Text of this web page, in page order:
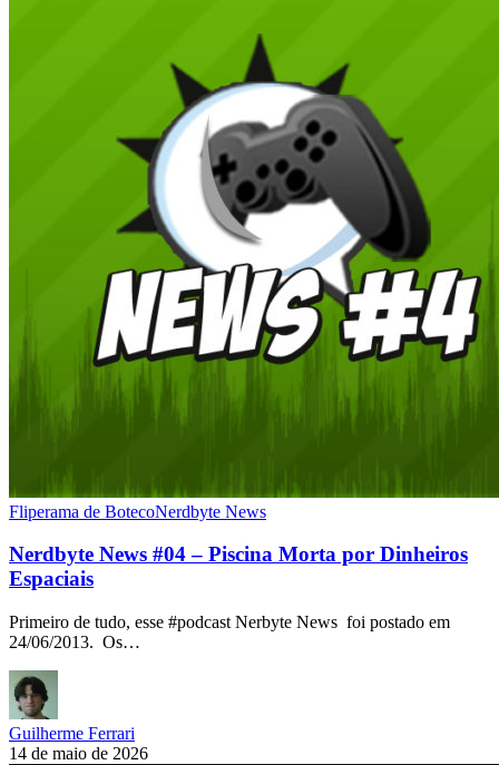
Fliperama de BotecoNerdbyte News
Nerdbyte News #04 – Piscina Morta por Dinheiros
Espaciais
Primeiro de tudo, esse #podcast Nerbyte News foi postado em
24/06/2013. Os…
Guilherme Ferrari
14 de maio de 2026